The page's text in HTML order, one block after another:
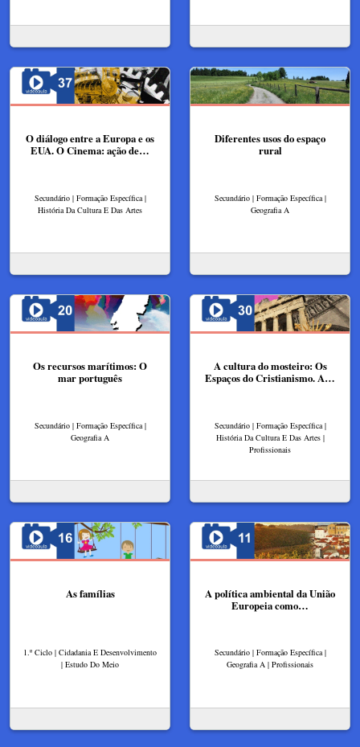
O diálogo entre a Europa e os
EUA. O Cinema: ação de…
Secundário | Formação Específica |
História Da Cultura E Das Artes
Diferentes usos do espaço
rural
Secundário | Formação Específica |
Geografia A
Os recursos marítimos: O
mar português
Secundário | Formação Específica |
Geografia A
A cultura do mosteiro: Os
Espaços do Cristianismo. A…
Secundário | Formação Específica |
História Da Cultura E Das Artes |
Profissionais
As famílias
1.º Ciclo | Cidadania E Desenvolvimento
| Estudo Do Meio
A política ambiental da União
Europeia como…
Secundário | Formação Específica |
Geografia A | Profissionais